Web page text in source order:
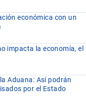
económica con un
impacta la economía, el
Aduana: Así podrán
por el Estado